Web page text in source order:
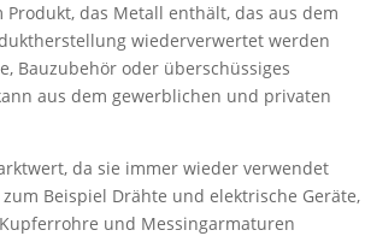
das Metall enthält, das aus dem
wiederverwertet werden
Bauzubehör oder überschüssiges
aus dem gewerblichen und privaten
da sie immer wieder verwendet
Beispiel Drähte und elektrische Geräte,
und Messingarmaturen